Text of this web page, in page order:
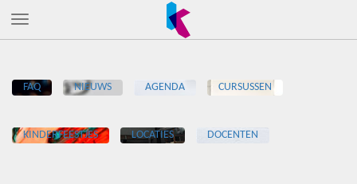
FAQ NIEUWS AGENDA CURSUSSEN
KINDERFEESTJES LOCATIES DOCENTEN